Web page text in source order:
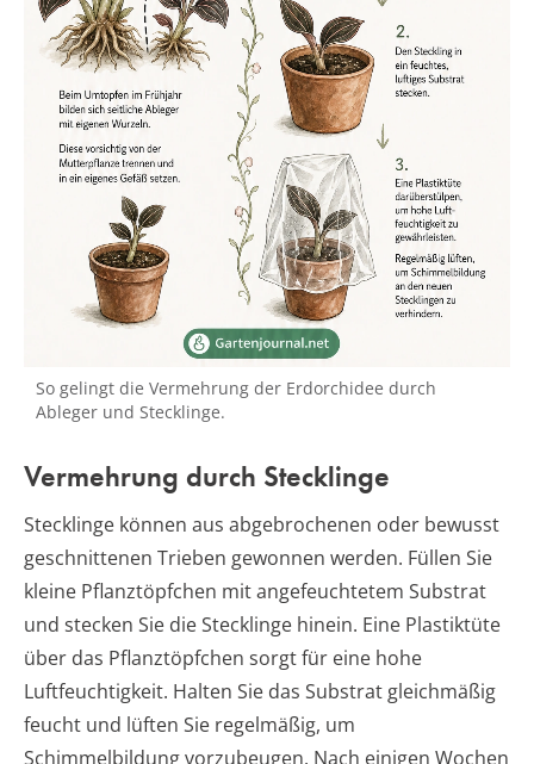
So gelingt die Vermehrung der Erdorchidee durch
Ableger und Stecklinge.
Vermehrung durch Stecklinge
Stecklinge können aus abgebrochenen oder bewusst
geschnittenen Trieben gewonnen werden. Füllen Sie
kleine Pflanztöpfchen mit angefeuchtetem Substrat
und stecken Sie die Stecklinge hinein. Eine Plastiktüte
über das Pflanztöpfchen sorgt für eine hohe
Luftfeuchtigkeit. Halten Sie das Substrat gleichmäßig
feucht und lüften Sie regelmäßig, um
Schimmelbildung vorzubeugen. Nach einigen Wochen